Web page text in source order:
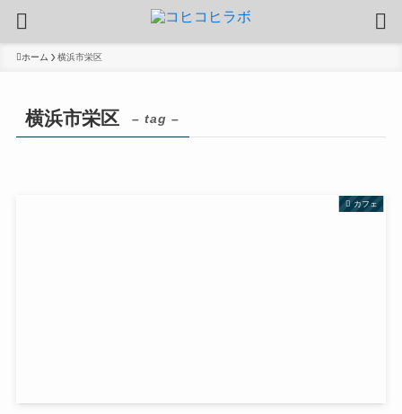
ホーム 横浜市栄区
横浜市栄区 – tag –
カフェ